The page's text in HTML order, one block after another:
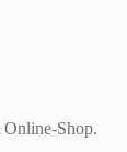
Online-Shop.